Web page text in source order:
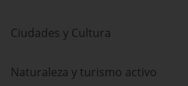
Ciudades y Cultura
Naturaleza y turismo activo